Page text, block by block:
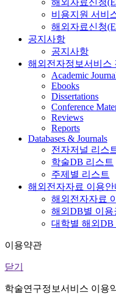
비용지원 서비
해외자료신청
공지사항
공지사항
해외전자정보서비스
Academic
Ebooks
Dissertations
Conference
Reviews
Reports
Databases & Journals
전자저널 리스
학술DB 리스트
주제별 리스트
해외전자자료 이용안
해외전자자료
해외DB별 이용
대학별 해외DB
이용약관
닫기
학술연구정보서비스 이용